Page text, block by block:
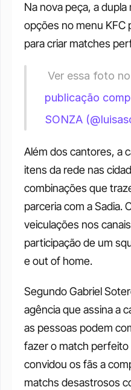
Na nova peça, a
opções no menu KFC
para criar matches
Ver essa foto
publicação
SONZA
Além dos cantores, a
itens da rede nas
combinações que
parceria com a Sadia.
veiculações nos
participação de um
e out of home.
Segundo Gabriel
agência que assina a
as pessoas podem
fazer o match perfeito
convidou os fãs a
matchs desastrosos